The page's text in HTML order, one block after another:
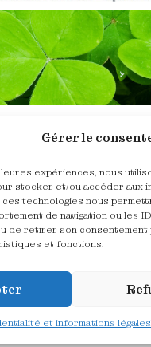
Gérer le
expériences, nous
stocker et/ou accéder aux
technologies nous
de navigation ou les
de retirer son
et fonctions.
et informations légales